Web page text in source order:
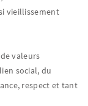
vieillissement
valeurs
social, du
respect et tant